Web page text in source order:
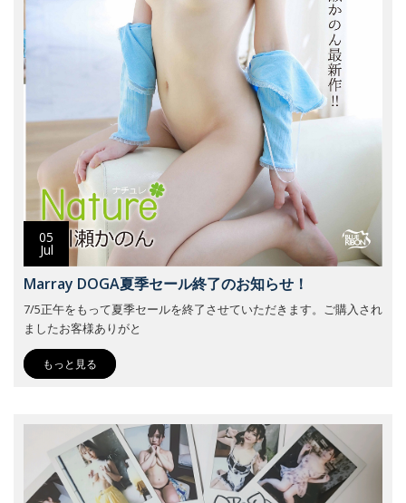
05
Jul
Marray DOGA夏季セール終了のお知らせ！
7/5正午をもって夏季セールを終了させていただきます。ご購入され
ましたお客様ありがと
もっと見る